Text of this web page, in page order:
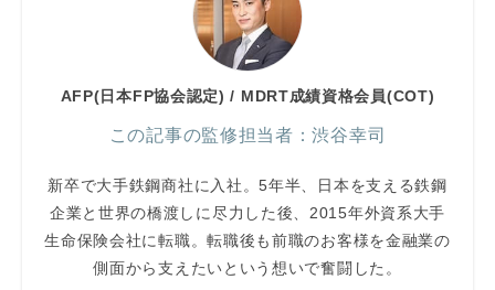
AFP(日本FP協会認定) / MDRT成績資格会員(COT)
この記事の監修担当者：渋谷幸司
新卒で大手鉄鋼商社に入社。5年半、日本を支える鉄鋼
企業と世界の橋渡しに尽力した後、2015年外資系大手
生命保険会社に転職。転職後も前職のお客様を金融業の
側面から支えたいという想いで奮闘した。